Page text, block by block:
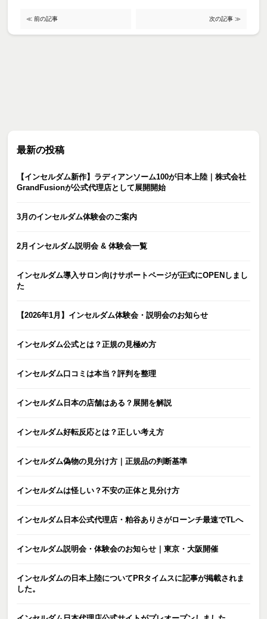
≪ 前の記事 次の記事 ≫
最新の投稿
【インセルダム新作】ラディアンソーム100が日本上陸｜株式会社
GrandFusionが公式代理店として展開開始
3月のインセルダム体験会のご案内
2月インセルダム説明会 & 体験会一覧
インセルダム導入サロン向けサポートページが正式にOPENしまし
た
【2026年1月】インセルダム体験会・説明会のお知らせ
インセルダム公式とは？正規の見極め方
インセルダム口コミは本当？評判を整理
インセルダム日本の店舗はある？展開を解説
インセルダム好転反応とは？正しい考え方
インセルダム偽物の見分け方｜正規品の判断基準
インセルダムは怪しい？不安の正体と見分け方
インセルダム日本公式代理店・粕谷ありさがローンチ最速でTLへ
インセルダム説明会・体験会のお知らせ｜東京・大阪開催
インセルダムの日本上陸についてPRタイムスに記事が掲載されま
した。